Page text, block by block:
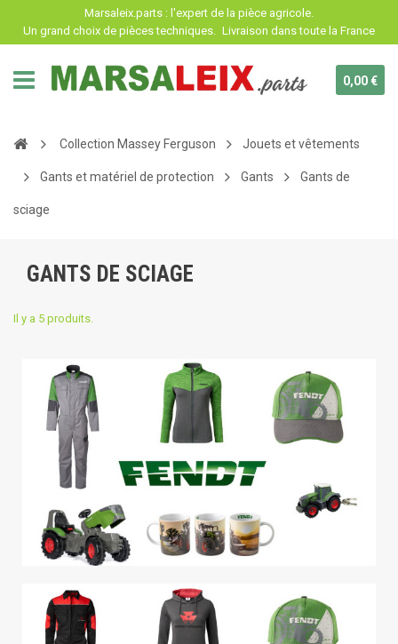
Marsaleix.parts : l'expert de la pièce agricole.
Un grand choix de pièces techniques. Livraison dans toute la France
0,00 €
Collection Massey Ferguson Jouets et vêtements
Gants et matériel de protection Gants Gants de
sciage
GANTS DE SCIAGE
Il y a 5 produits.
Panneau de gestion des cookies